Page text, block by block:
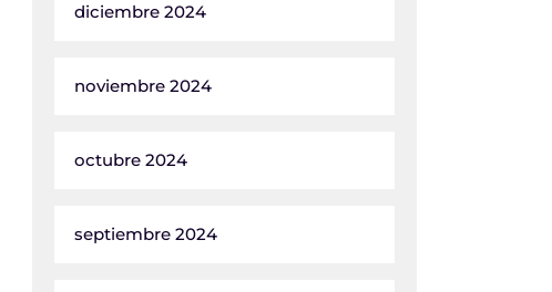
diciembre 2024
noviembre 2024
octubre 2024
septiembre 2024